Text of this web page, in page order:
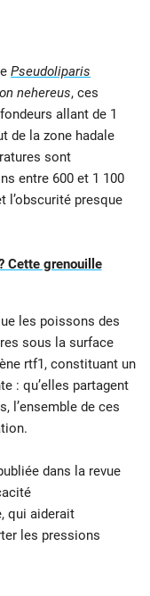
Pseudoliparis
nehereus, ces
allant de 1
de la zone hadale
sont
entre 600 et 1 100
l’obscurité presque
Cette grenouille
les poissons des
sous la surface
rtf1, constituant un
: qu’elles partagent
l’ensemble de ces
dans la revue
qui aiderait
les pressions